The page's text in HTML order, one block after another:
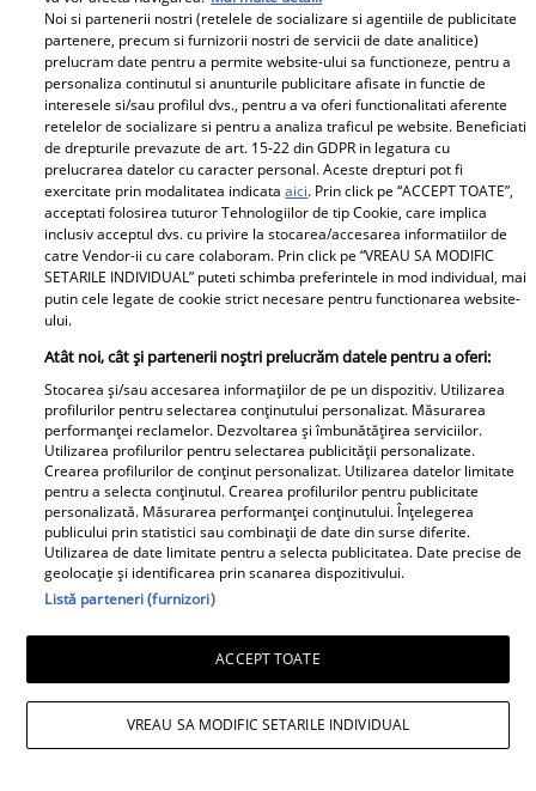
despre investiții, datorii sau parteneriate
financiare. Conjuncția Soare-Uranus din
22 mai poate aduce o schimbare bruscă
într-o relație sau o revelație care îți
schimbă complet prioritățile. În dragoste,
sinceritatea brutală valorează mai mult
decât promisiunile frumoase. Intuiția ta
este extrem de puternică acum și îți arată
exact cine merită să rămână în viața ta.
Horoscop săptămânal
Noi si partenerii nostri (retelele de socializare si agentiile de publicitate
partenere, precum si furnizorii nostri de servicii de date analitice)
prelucram date pentru a permite website-ului sa functioneze, pentru a
personaliza continutul si anunturile publicitare afisate in functie de
interesele si/sau profilul dvs., pentru a va oferi functionalitati aferente
retelelor de socializare si pentru a analiza traficul pe website. Beneficiati
de drepturile prevazute de art. 15-22 din GDPR in legatura cu
prelucrarea datelor cu caracter personal. Aceste drepturi pot fi
exercitate prin modalitatea indicataaici. Prin click pe “ACCEPT TOATE”,
acceptati folosirea tuturor Tehnologiilor de tip Cookie, care implica
inclusiv acceptul dvs. cu privire la stocarea/accesarea informatiilor de
catre Vendor-ii cu care colaboram. Prin click pe “VREAU SA MODIFIC
SETARILE INDIVIDUAL” puteti schimba preferintele in mod individual, mai
putin cele legate de cookie strict necesare pentru functionarea website-
ului.
Atât noi, cât și partenerii noștri prelucrăm datele pentru a oferi:
Stocarea și/sau accesarea informațiilor de pe un dispozitiv. Utilizarea
profilurilor pentru selectarea conținutului personalizat. Măsurarea
performanței reclamelor. Dezvoltarea și îmbunătățirea serviciilor.
Utilizarea profilurilor pentru selectarea publicității personalizate.
Crearea profilurilor de conținut personalizat. Utilizarea datelor limitate
pentru a selecta conținutul. Crearea profilurilor pentru publicitate
personalizată. Măsurarea performanței conținutului. Înțelegerea
publicului prin statistici sau combinații de date din surse diferite.
Utilizarea de date limitate pentru a selecta publicitatea. Date precise de
geolocație și identificarea prin scanarea dispozitivului.
Listă parteneri (furnizori)
ACCEPT TOATE
VREAU SA MODIFIC SETARILE INDIVIDUAL